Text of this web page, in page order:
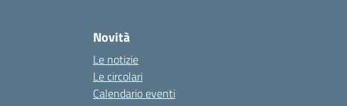
Novità
Le notizie
Le circolari
Calendario eventi